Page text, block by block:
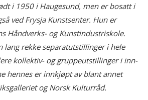
i 1950 i Haugesund, men er bosatt i
ved Frysja Kunstsenter. Hun er
Håndverks- og Kunstindustriskole.
lang rekke separatutstillinger i hele
kollektiv- og gruppeutstillinger i inn-
hennes er innkjøpt av blant annet
og Norsk Kulturråd.